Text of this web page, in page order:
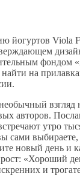
йогуртов Viola
фондом
на
авторов.
утро
сами
новый день и
«Хороший
и